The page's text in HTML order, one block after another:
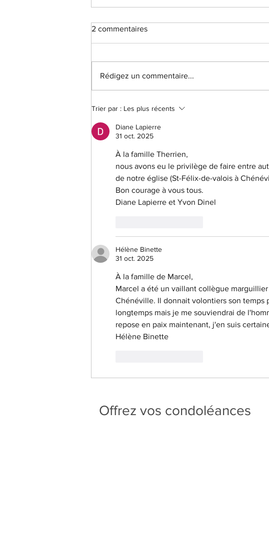
2 commentaires
Rédigez un commentaire...
Trier par : Les plus récents
Diane Lapierre
31 oct. 2025
À la famille Therrien,
nous avons eu le privilège de faire entre
de notre église (St-Félix-de-valois à
Bon courage à vous tous.
Diane Lapierre et Yvon Dinel
Hélène Binette
31 oct. 2025
À la famille de Marcel,
Marcel a été un vaillant collègue
Chénéville. Il donnait volontiers son
longtemps mais je me souviendrai de
repose en paix maintenant, j'en suis
Hélène Binette
Offrez vos condoléances